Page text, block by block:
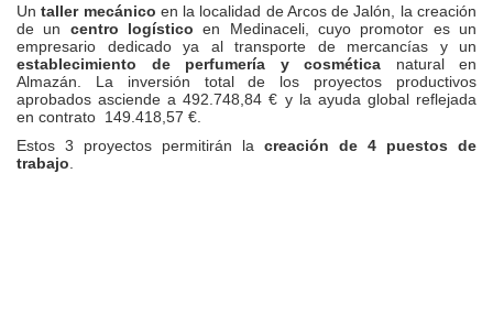
Untaller mecánico en la localidad de Arcos de Jalón, la creación
de un centro logístico en Medinaceli, cuyo promotor es un
empresario dedicado ya al transporte de mercancías y un
establecimiento de perfumería y cosmética natural en
Almazán. La inversión total de los proyectos productivos
aprobados asciende a 492.748,84 € y la ayuda global reflejada
en contrato 149.418,57 €.
Estos 3 proyectos permitirán la creación de 4 puestos de
trabajo